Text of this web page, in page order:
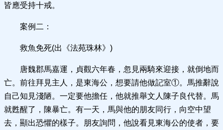
皆應受持十戒。
案例二：
救魚免死(出《法苑珠林》)
唐魏郡馬嘉運，貞觀六年春，忽見兩騎來迎接，就倒地而
亡。前往拜見主人，是東海公，想要請他做記室①。馬推辭說
自己知見淺陋。一定要他擔任，他就推舉文人陳子良代替。馬
就甦醒了，陳暴亡。有一天，馬與他的朋友同行，向空中望
去，顯出恐懼的樣子。朋友詢問，他說看見東海公的使者，要